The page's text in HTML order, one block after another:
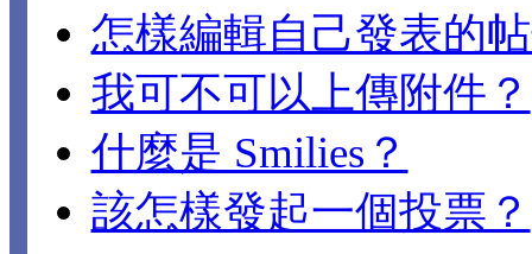
怎樣編輯自己發表的
我可不可以上傳附件？
什麼是 Smilies？
該怎樣發起一個投票？